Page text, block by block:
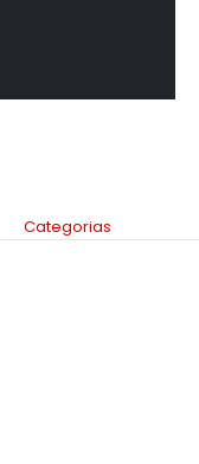
Categorias